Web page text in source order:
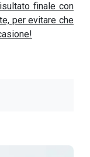
finale con
per evitare che